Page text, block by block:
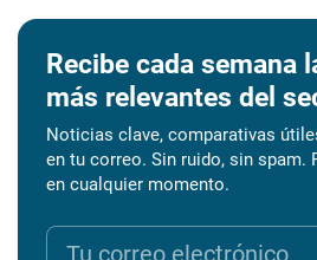
Recibe cada semana
más relevantes del
Noticias clave, comparativas
en tu correo. Sin ruido, sin spam.
en cualquier momento.